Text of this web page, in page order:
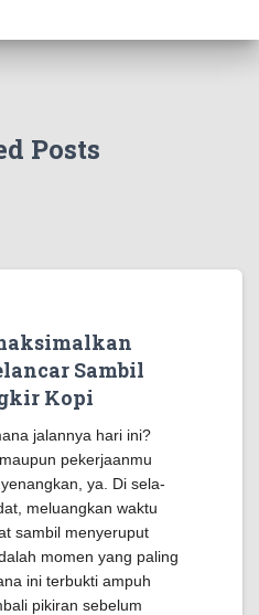
Posts
Sambil
Kopi
jalannya hari ini?
pekerjaanmu
ya. Di sela-
meluangkan waktu
sambil menyeruput
momen yang paling
ini terbukti ampuh
pikiran sebelum